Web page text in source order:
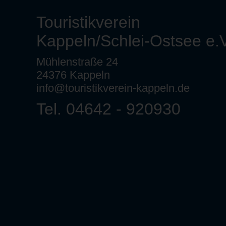
Touristikverein
Kappeln/Schlei-Ostsee
Mühlenstraße 24
24376 Kappeln
info@touristikverein-kappeln.de
Tel. 04642 - 920930